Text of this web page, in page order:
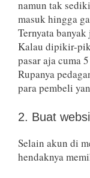
namun tak
masuk hingga
Ternyata
Kalau dipikir-
pasar aja cuma
Rupanya
para pembeli
2. Buat
Selain akun di
hendaknya